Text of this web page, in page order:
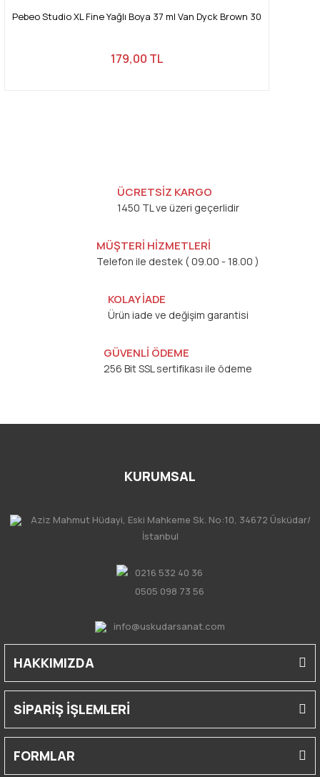
Pebeo Studio XL Fine Yağlı Boya 37 ml Van Dyck Brown 30
179,00 TL
ÜCRETSİZ KARGO
1450 TL ve üzeri geçerlidir
MÜŞTERİ HİZMETLERİ
Telefon ile destek ( 09.00 - 18.00 )
KOLAY İADE
Ürün iade ve değişim garantisi
GÜVENLİ ÖDEME
256 Bit SSL sertifikası ile ödeme
KURUMSAL
Aziz Mahmut Hüdayi, Eski Mahkeme Sk. No:10, 34672 Üsküdar/
İstanbul
0216 532 40 36
0505 098 73 56
info@uskudarsanat.com
HAKKIMIZDA
SİPARİŞ İŞLEMLERİ
FORMLAR